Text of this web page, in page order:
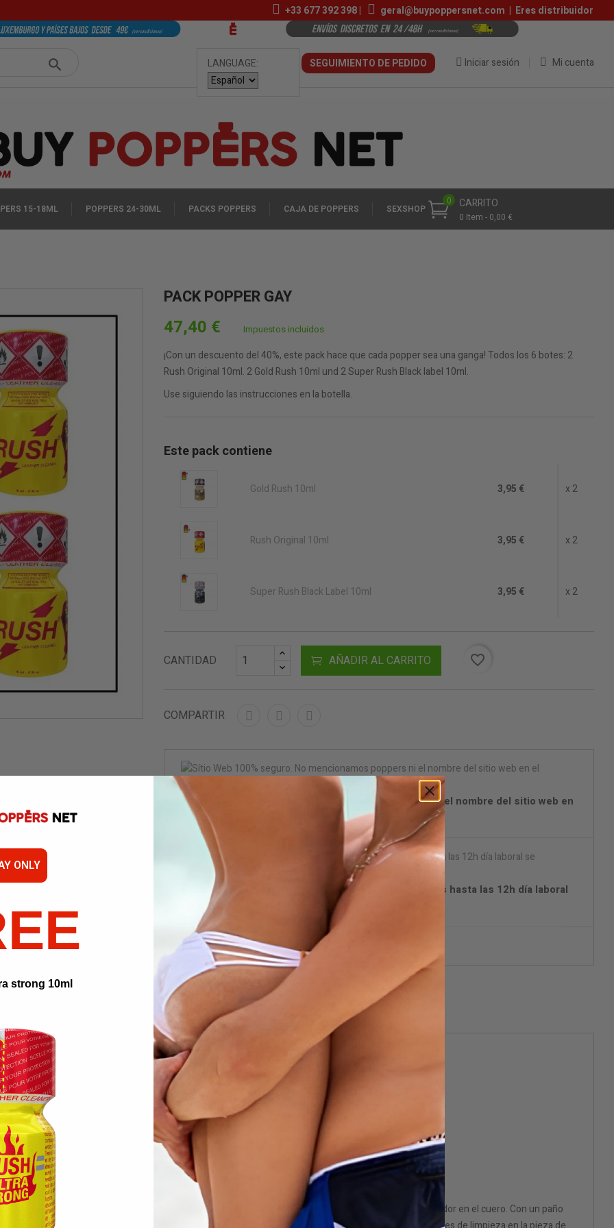
+33 677 392 398| geral@buypoppersnet.com | Eres distribuidor
LANGUAGE: Mi cuenta
Iniciar sesión
SEGUIMIENTO DE PEDIDO
CARRITO
0 Item - 0,00 €
0
15-18ML POPPERS 24-30ML PACKS POPPERS CAJA DE POPPERS SEXSHOP
PACK POPPER GAY
47,40 € Impuestos incluidos
¡Con un descuento del 40%, este pack hace que cada popper sea una ganga! Todos los 6 botes: 2
Rush Original 10ml. 2 Gold Rush 10ml und 2 Super Rush Black label 10ml.
Use siguiendo las instrucciones en la botella.
Este pack contiene
Gold Rush 10ml 3,95 € x 2
Rush Original 10ml 3,95 € x 2
Super Rush Black Label 10ml 3,95 € x 2
CANTIDAD AÑADIR AL CARRITO favorite_border
COMPARTIR
Sítio Web 100% seguro. No mencionamos poppers ni el nombre del sitio web en
el extracto bancario
Entrega en 24/48 horas (con DPD) Pedidos realizados hasta las 12h día laboral
se entregan en 24/48h con DPD (España Península)
Embalaje discreto.
"
aplicar la solución limpiadora. Cubra el lugar de prueba con el limpiador. Aplica suavemente el limpiador en el cuero. Con un paño
ONLY
strong 10ml